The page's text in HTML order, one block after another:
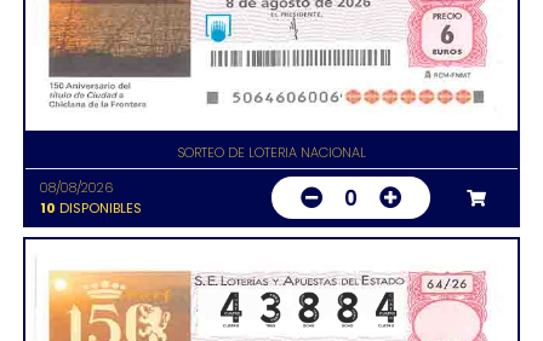
SORTEO DE LOTERIA NACIONAL
08/08/2026
10 DISPONIBLES 0